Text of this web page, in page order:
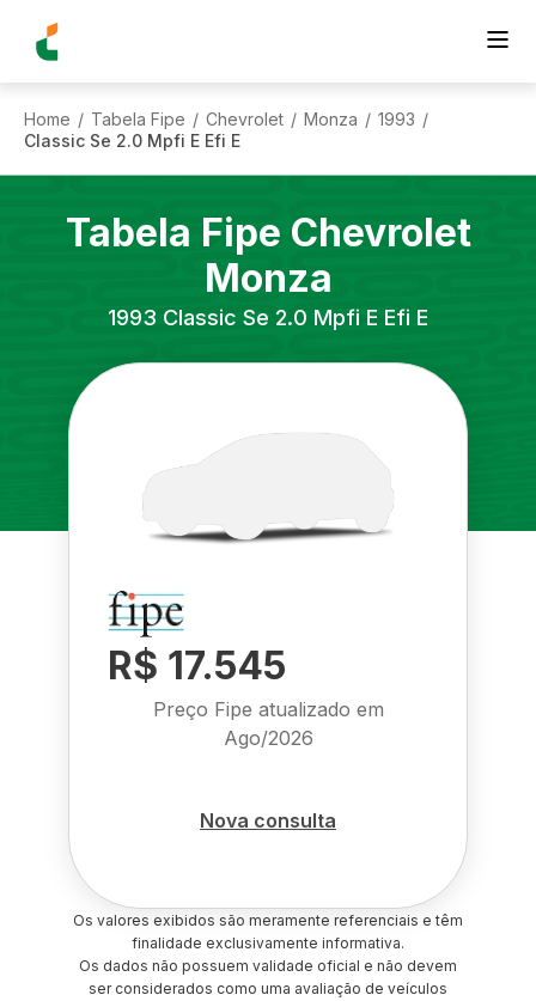
Home / Tabela Fipe / Chevrolet / Monza / 1993 /
Classic Se 2.0 Mpfi E Efi E
Tabela Fipe Chevrolet
Monza
1993 Classic Se 2.0 Mpfi E Efi E
R$ 17.545
Preço Fipe atualizado em
Ago/2026
Nova consulta
Os valores exibidos são meramente referenciais e têm
finalidade exclusivamente informativa.
Os dados não possuem validade oficial e não devem
ser considerados como uma avaliação de veículos